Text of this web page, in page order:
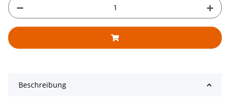
Beschreibung